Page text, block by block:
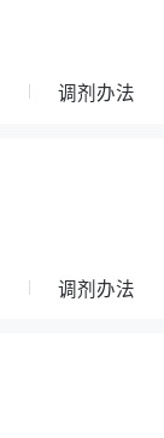
调剂办法
调剂办法